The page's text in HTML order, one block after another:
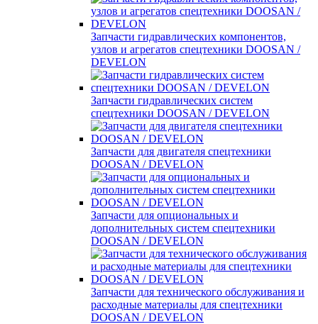
Запчасти гидравлических компонентов,
узлов и агрегатов спецтехники DOOSAN /
DEVELON
Запчасти гидравлических систем
спецтехники DOOSAN / DEVELON
Запчасти для двигателя спецтехники
DOOSAN / DEVELON
Запчасти для опциональных и
дополнительных систем спецтехники
DOOSAN / DEVELON
Запчасти для технического обслуживания и
расходные материалы для спецтехники
DOOSAN / DEVELON